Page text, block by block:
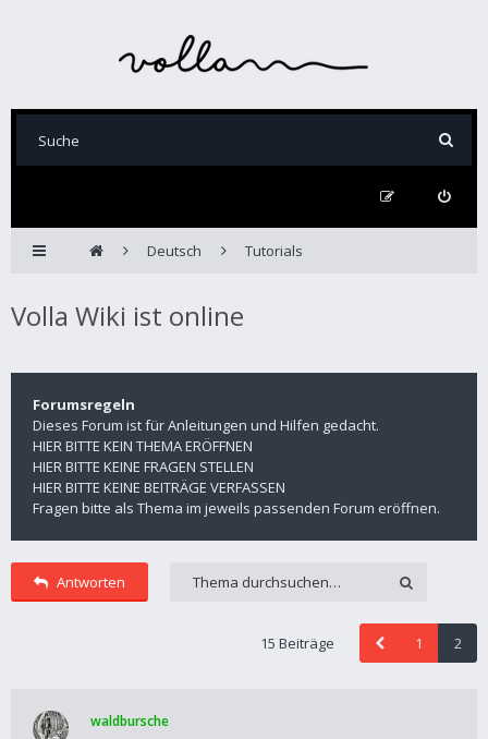
Deutsch Tutorials
Volla Wiki ist online
Forumsregeln
Dieses Forum ist für Anleitungen und Hilfen gedacht.
HIER BITTE KEIN THEMA ERÖFFNEN
HIER BITTE KEINE FRAGEN STELLEN
HIER BITTE KEINE BEITRÄGE VERFASSEN
Fragen bitte als Thema im jeweils passenden Forum eröffnen.
Antworten
15 Beiträge 1 2
waldbursche